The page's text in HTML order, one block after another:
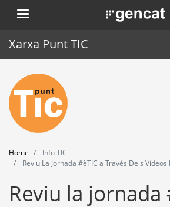
Skip
to
. Obre en una
Xarxa Punt TIC
Home
Punt TIC
News
Events
Training
Home
Info TIC
Reviu La Jornada #èTIC a Través Dels
Reviu la jornada